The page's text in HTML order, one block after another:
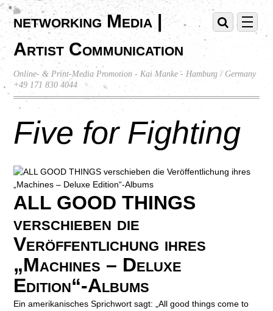
networking Media |
Artist Communication
Online- & Print-Media Promotion - Kai Manke - Hamburg / Germany
+49 171 830 4044
Five for Fighting
ALL GOOD THINGS
verschieben die
Veröffentlichung ihres
„Machines – Deluxe
Edition“-Albums
Ein amerikanisches Sprichwort sagt: „All good things come to